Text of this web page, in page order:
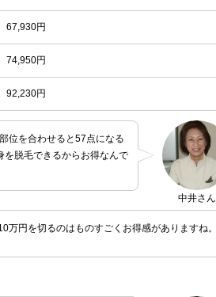
67,930円
74,950円
92,230円
中井さん
位を合わせると57点になる
を脱毛できるからお得なんで
万円を切るのはものすごくお得感がありますね。